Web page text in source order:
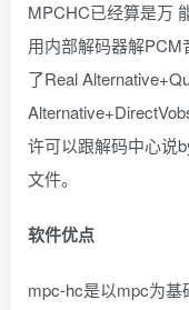
MPCHC已经算是万
用内部解码器解
了Real
许可以跟解码中心说
文件。
软件优点
mpc-hc是以mpc为基